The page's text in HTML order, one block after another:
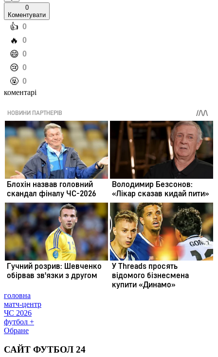
0
Коментувати
️👍 0
️🔥 0
️😄 0
️😢 0
️🤬 0
коментарі
головна
матч-центр
ЧС 2026
футбол +
Обране
САЙТ ФУТБОЛ 24